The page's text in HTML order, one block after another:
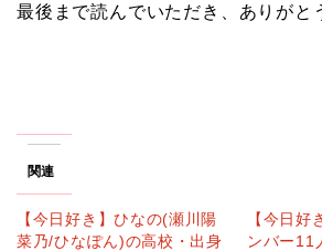
最後まで読んでいただき、ありがと
関連
【今日好き】ひなの(瀬川陽
菜乃/ひなぽん)の高校・出身
【今日好
ンバー11